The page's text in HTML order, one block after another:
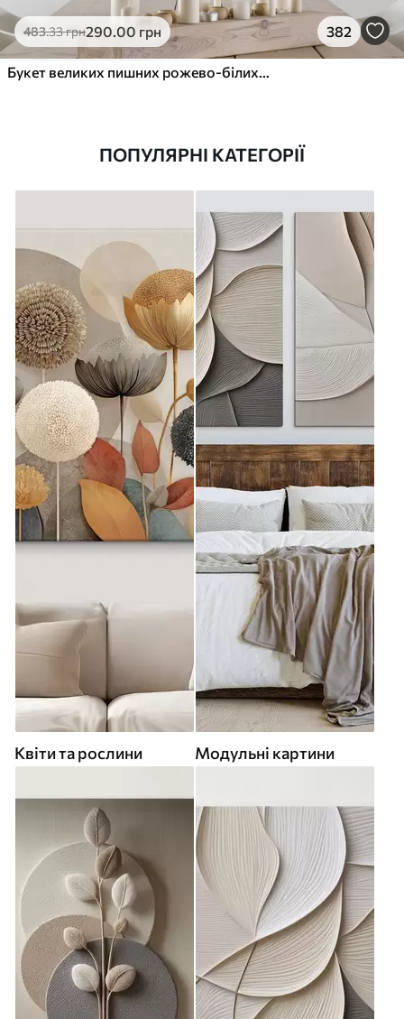
483.33грн290.00 грн 382
Букет великих пишних рожево-білих квітів півонії із зеленим листям на м’якому розмитому фоні
ПОПУЛЯРНІ КАТЕГОРІЇ
Квіти та рослини Модульні картини